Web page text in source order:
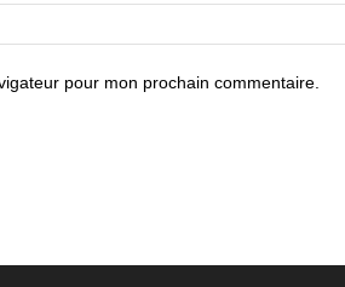
pour mon prochain commentaire.